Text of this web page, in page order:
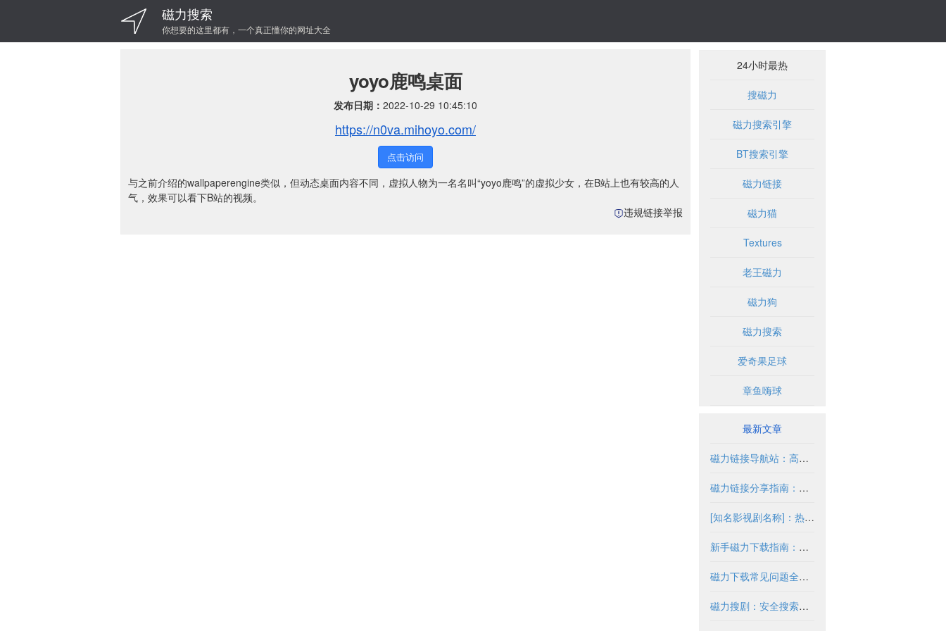
磁力搜索
你想要的这里都有，一个真正懂你的网址大全
yoyo鹿鸣桌面
发布日期： 2022-10-29 10:45:10
https://n0va.mihoyo.com/
点击访问
与之前介绍的wallpaperengine类似，但动态桌面内容不同，虚拟人物为一名名叫“yoyo鹿鸣”的虚拟少女，在B站上也有较高的人
气，效果可以看下B站的视频。
违规链接举报
24小时最热
搜磁力
磁力搜索引擎
BT搜索引擎
磁力链接
磁力猫
Textures
老王磁力
磁力狗
磁力搜索
爱奇果足球
章鱼嗨球
最新文章
磁力链接导航站：高效获取资源的合法途径
磁力链接分享指南：安全合法获取资源
[知名影视剧名称]：热门剧情与高清资源解析
新手磁力下载指南：新手必读完整教程
磁力下载常见问题全解析
磁力搜剧：安全搜索与合法使用指南